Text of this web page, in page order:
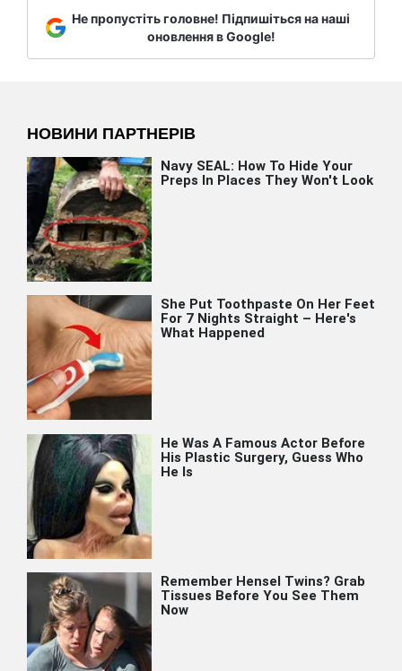
Не пропустіть головне! Підпишіться на наші
оновлення в Google!